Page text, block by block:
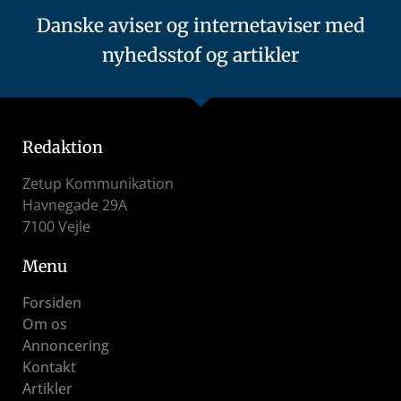
Danske aviser og internetaviser med
nyhedsstof og artikler
Redaktion
Zetup Kommunikation
Havnegade 29A
7100 Vejle
Menu
Forsiden
Om os
Annoncering
Kontakt
Artikler